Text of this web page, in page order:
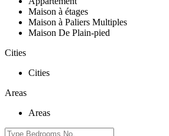
Maison à étages
Maison à Paliers Multiples
Maison De Plain-pied
Cities
Cities
Areas
Areas